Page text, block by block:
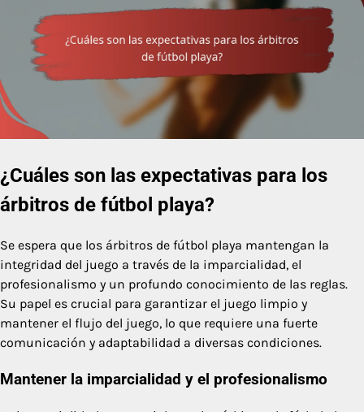
¿Cuáles son las expectativas para los
árbitros de fútbol playa?
Se espera que los árbitros de fútbol playa mantengan la
integridad del juego a través de la imparcialidad, el
profesionalismo y un profundo conocimiento de las reglas.
Su papel es crucial para garantizar el juego limpio y
mantener el flujo del juego, lo que requiere una fuerte
comunicación y adaptabilidad a diversas condiciones.
Mantener la imparcialidad y el profesionalismo